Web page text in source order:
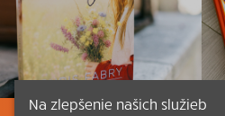
Na zlepšenie našich služieb